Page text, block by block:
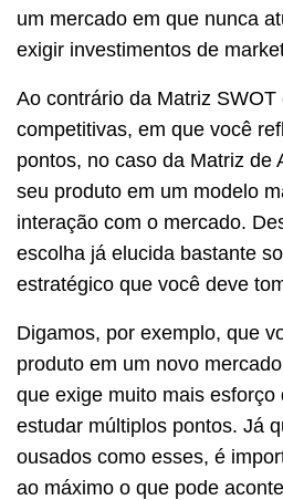
um mercado em que nunca
exigir investimentos de
Ao contrário da Matriz SWOT
competitivas, em que você
pontos, no caso da Matriz de
seu produto em um modelo
interação com o mercado.
escolha já elucida bastante
estratégico que você deve
Digamos, por exemplo, que
produto em um novo
que exige muito mais
estudar múltiplos pontos. Já
ousados como esses, é
ao máximo o que pode